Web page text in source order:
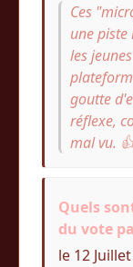
Ces
une
les
goutte
réflexe,
mal vu.
Quels
du vote
le 12